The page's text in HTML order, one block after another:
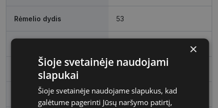
Rėmelio dydis 53
Rėmelio spalva
Rėmelio tipas Metalas
×
Šioje svetainėje naudojami
slapukai
Šioje svetainėje naudojame slapukus, kad
galėtume pagerinti Jūsų naršymo patirtį,